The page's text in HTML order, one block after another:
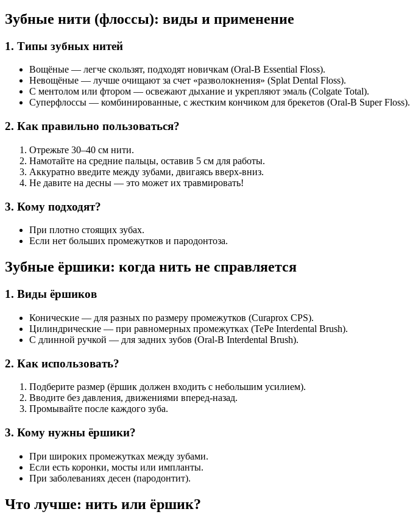
Зубные нити (флоссы): виды и применение
1. Типы зубных нитей
Вощёные — легче скользят, подходят новичкам (Oral-B Essential Floss).
Невощёные — лучше очищают за счет «разволокнения» (Splat Dental Floss).
С ментолом или фтором — освежают дыхание и укрепляют эмаль (Colgate Total).
Суперфлоссы — комбинированные, с жестким кончиком для брекетов (Oral-B Super Floss).
2. Как правильно пользоваться?
Отрежьте 30–40 см нити.
Намотайте на средние пальцы, оставив 5 см для работы.
Аккуратно введите между зубами, двигаясь вверх-вниз.
Не давите на десны — это может их травмировать!
3. Кому подходят?
При плотно стоящих зубах.
Если нет больших промежутков и пародонтоза.
Зубные ёршики: когда нить не справляется
1. Виды ёршиков
Конические — для разных по размеру промежутков (Curaprox CPS).
Цилиндрические — при равномерных промежутках (TePe Interdental Brush).
С длинной ручкой — для задних зубов (Oral-B Interdental Brush).
2. Как использовать?
Подберите размер (ёршик должен входить с небольшим усилием).
Вводите без давления, движениями вперед-назад.
Промывайте после каждого зуба.
3. Кому нужны ёршики?
При широких промежутках между зубами.
Если есть коронки, мосты или импланты.
При заболеваниях десен (пародонтит).
Что лучше: нить или ёршик?